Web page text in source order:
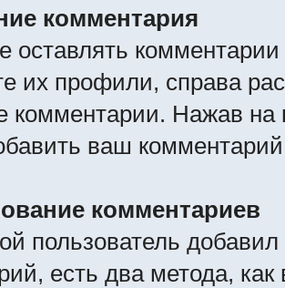
комментария
оставлять комментарии
их профили, справа
комментарии. Нажав
ваш
комментариев
пользователь
есть два метода,